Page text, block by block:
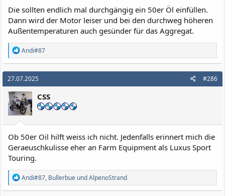
Die sollten endlich mal durchgängig ein 50er Öl einfüllen.
Dann wird der Motor leiser und bei den durchweg höheren
Außentemperaturen auch gesünder für das Aggregat.
R
e
a
k
t
i
o
n
e
n
Andi#87
27.07.2025 #286
CSS
Ob 50er Oil hilft weiss ich nicht. Jedenfalls erinnert mich die
Geraeuschkulisse eher an Farm Equipment als Luxus Sport
Touring.
R
e
a
Andi#87, Bullerbue undAlpenoStrand